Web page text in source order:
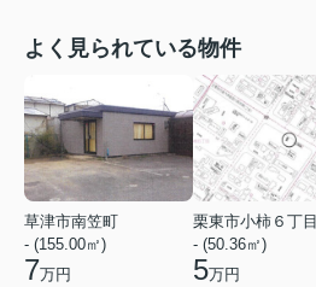
よく見られている物件
草津市南笠町
- (155.00㎡)
7万円
栗東市小柿６丁目
- (50.36㎡)
5万円